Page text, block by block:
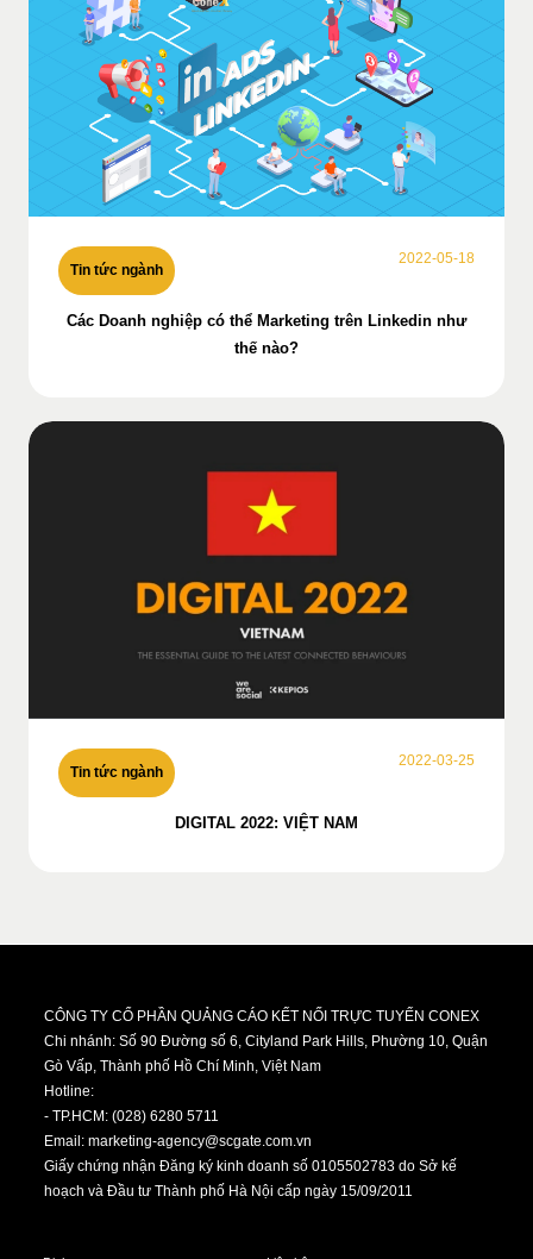
Tin tức ngành
2022-05-18
Các Doanh nghiệp có thể Marketing trên Linkedin như
thế nào?
Tin tức ngành
2022-03-25
DIGITAL 2022: VIỆT NAM
CÔNG TY CỔ PHẦN QUẢNG CÁO KẾT NỐI TRỰC TUYẾN CONEX
Chi nhánh: Số 90 Đường số 6, Cityland Park Hills, Phường 10, Quận
Gò Vấp, Thành phố Hồ Chí Minh, Việt Nam
Hotline:
- TP.HCM: (028) 6280 5711
Email:marketing-agency@scgate.com.vn
Giấy chứng nhận Đăng ký kinh doanh số 0105502783 do Sở kế
hoạch và Đầu tư Thành phố Hà Nội cấp ngày 15/09/2011